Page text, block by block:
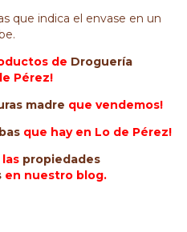
que indica el envase en un
de Droguería
Pérez!
madre que vendemos!
que hay en Lo de Pérez!
propiedades
en nuestro blog.